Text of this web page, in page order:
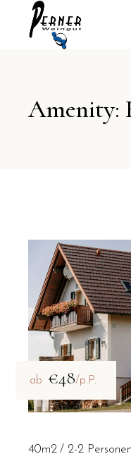
Amenity:
ab €48/p.P.
40m2 2-2 Personen